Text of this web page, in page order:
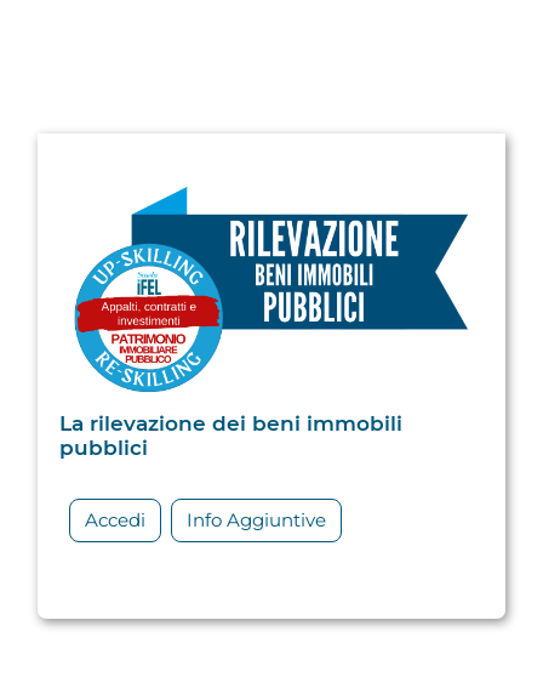
La rilevazione dei beni immobili
pubblici
Accedi Info Aggiuntive